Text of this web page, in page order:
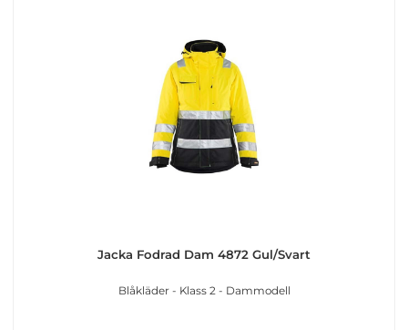
Jacka Fodrad Dam 4872 Gul/Svart
Blåkläder - Klass 2 - Dammodell